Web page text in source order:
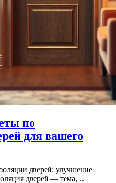
по
для вашего
дверей: улучшение
дверей — тема, ...